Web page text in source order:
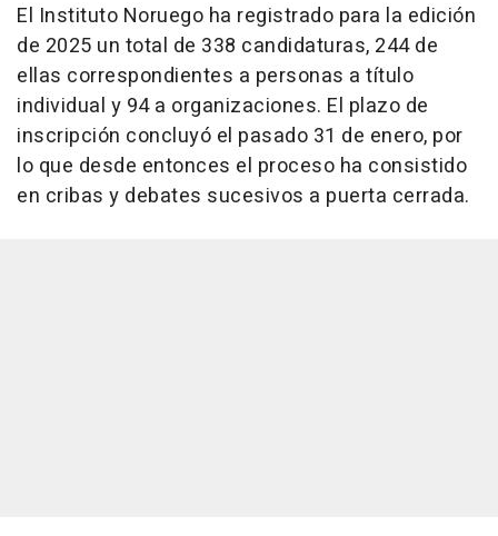
El Instituto Noruego ha registrado para la edición
de 2025 un total de 338 candidaturas, 244 de
ellas correspondientes a personas a título
individual y 94 a organizaciones. El plazo de
inscripción concluyó el pasado 31 de enero, por
lo que desde entonces el proceso ha consistido
en cribas y debates sucesivos a puerta cerrada.